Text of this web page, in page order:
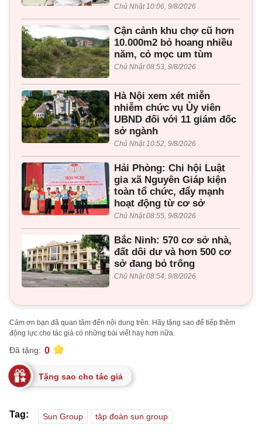
Chủ Nhật 10:06, 9/8/2026
Cận cảnh khu chợ cũ hơn
10.000m2 bỏ hoang nhiều
năm, cỏ mọc um tùm
Chủ Nhật 08:53, 9/8/2026
Hà Nội xem xét miễn
nhiễm chức vụ Ủy viên
UBND đối với 11 giám đốc
sở ngành
Chủ Nhật 10:52, 9/8/2026
Hải Phòng: Chi hội Luật
gia xã Nguyên Giáp kiện
toàn tổ chức, đẩy mạnh
hoạt động từ cơ sở
Chủ Nhật 08:55, 9/8/2026
Bắc Ninh: 570 cơ sở nhà,
đất dôi dư và hơn 500 cơ
sở đang bỏ trống
Chủ Nhật 08:54, 9/8/2026
Cảm ơn bạn đã quan tâm đến nội dung trên. Hãy tặng sao để tiếp thêm
động lực cho tác giả có những bài viết hay hơn nữa.
Đã tặng: 0
Tặng sao cho tác giả
Tag: Sun Group tập đoàn sun group